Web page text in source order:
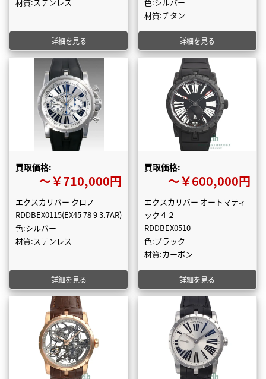
詳細を見る
材質:チタン
詳細を見る
買取価格:
〜￥710,000円
エクスカリバー クロノ
RDDBEX0115(EX45 78 9 3.7AR)
色:シルバー
材質:ステンレス
詳細を見る
買取価格:
〜￥600,000円
エクスカリバー オートマティ
ック４２
RDDBEX0510
色:ブラック
材質:カーボン
詳細を見る